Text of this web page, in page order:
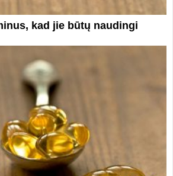
kad jie būtų naudingi